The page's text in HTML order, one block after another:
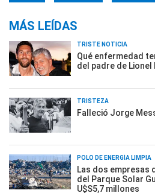
MÁS LEÍDAS
TRISTE NOTICIA
Qué enfermedad
del padre de
TRISTEZA
Falleció Jorge
POLO DE ENERGÍA LIMPIA
Las dos empresas
del Parque Solar
U$S5,7 millones